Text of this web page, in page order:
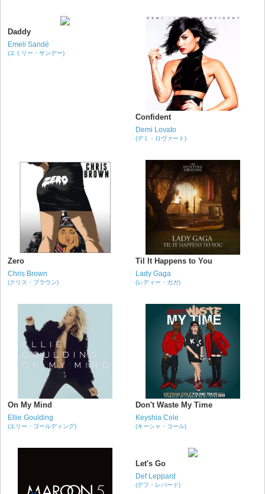
Daddy
Emeli Sandé
(エミリー・サンデー)
Confident
Demi Lovato
(デミ・ロヴァート)
Zero
Chris Brown
(クリス・ブラウン)
Til It Happens to You
Lady Gaga
(レディー・ガガ)
On My Mind
Ellie Goulding
(エリー・ゴールディング)
Don't Waste My Time
Keyshia Cole
(キーシャ・コール)
Let's Go
Def Leppard
(デフ・レパード)